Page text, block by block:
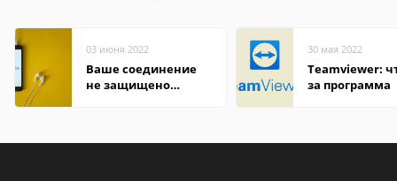
03 июня 2022
Ваше соединение
не защищено
30 мая 2022
Teamviewer:
за программа